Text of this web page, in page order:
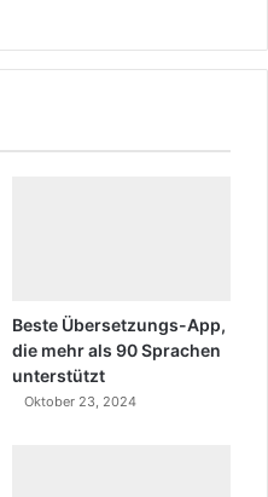
Beste Übersetzungs-App,
die mehr als 90 Sprachen
unterstützt
Oktober 23, 2024